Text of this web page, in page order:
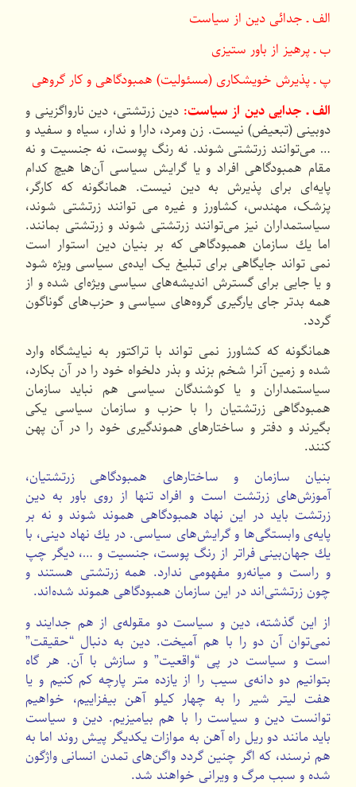
الف ـ جدائی دین از سیاست
ب ـ پرهیز از باور ستیزی
پ ـ پذیرش خویشكاری (مسئولیت) همبودگاهی و كار گروهی
الف ـ جدایی دین از سیاست: دین زرتشتی، دین نارواگزینی و
دوبینی (تبعیض) نیست. زن ومرد، دارا و ندار، سیاه و سفید و
… می‌توانند زرتشتی شوند. نه رنگ پوست، نه جنسیت و نه
مقام همبودگاهی افراد و یا گرایش سیاسی آن‌ها هیچ كدام
پایه‌ای برای پذیرش به دین نیست. همانگونه كه كارگر،
پزشک، مهندس، كشاورز و غیره می توانند زرتشتی شوند،
سیاستمداران نیز می‌توانند زرتشتی شوند و زرتشتی بمانند.
اما یك سازمان همبودگاهی كه بر بنیان دین استوار است
نمی تواند جایگاهی برای تبلیغ یک ایده‌ی سیاسی ویژه شود
و یا جایی برای گسترش اندیشه‌های سیاسی ویژه‌ای شده و از
همه بدتر جای یارگیری گروه‌های سیاسی و حزب‌های گوناگون
گردد.
همانگونه كه كشاورز نمی تواند با تراكتور به نیایشگاه وارد
شده و زمین آنرا شخم بزند و بذر دلخواه خود را در آن بكارد،
سیاستمداران و یا كوشندگان سیاسی هم نباید سازمان
همبودگاهی زرتشتیان را با حزب و سازمان سیاسی یكی
بگیرند و دفتر و ساختارهای هموندگیری خود را در آن پهن
كنند.
بنیان سازمان و ساختارهای همبودگاهی زرتشتیان،
آموزش‌های زرتشت است و افراد تنها از روی باور به دین
زرتشت باید در این نهاد همبودگاهی هموند شوند و نه بر
پایه‌ی وابستگی‌ها و گرایش‌های سیاسی. در یك نهاد دینی، با
یك جهان‌بینی فراتر از رنگ پوست، جنسیت و …، دیگر چپ
و راست و میانه‌رو مفهومی ندارد. همه زرتشتی هستند و
چون زرتشتی‌اند در این سازمان همبودگاهی هموند شده‌اند.
از این گذشته، دین و سیاست دو مقوله‌ی از هم جدایند و
نمی‌توان آن دو را با هم آمیخت. دین به دنبال “حقیقت”
است و سیاست در پی “واقعیت” و سازش با آن. هر گاه
بتوانیم دو دانه‌ی سیب را از یازده متر پارچه كم كنیم و یا
هفت لیتر شیر را به چهار كیلو آهن بیفزاییم، خواهیم
توانست دین و سیاست را با هم بیامیزیم. دین و سیاست
باید مانند دو ریل راه آهن به موازات یكدیگر پیش روند اما به
هم نرسند، كه اگر چنین گردد واگن‌های تمدن انسانی واژگون
شده و سبب مرگ و ویرانی خواهند شد.